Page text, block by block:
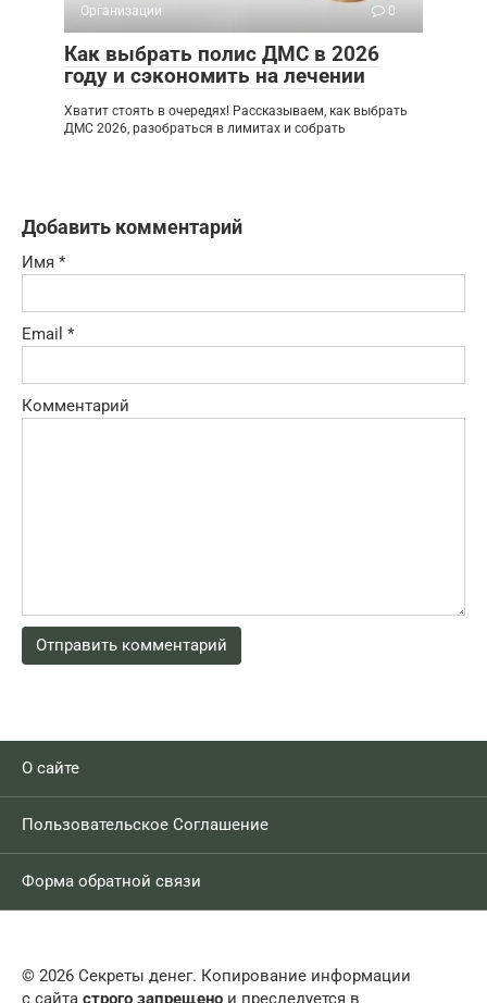
Организации 0
Как выбрать полис ДМС в 2026
году и сэкономить на лечении
Хватит стоять в очередях! Рассказываем, как выбрать
ДМС 2026, разобраться в лимитах и собрать
Добавить комментарий
Имя *
Email *
Комментарий
О сайте
Пользовательское Соглашение
Форма обратной связи
© 2026 Секреты денег. Копирование информации
с сайта строго запрещено и преследуется в